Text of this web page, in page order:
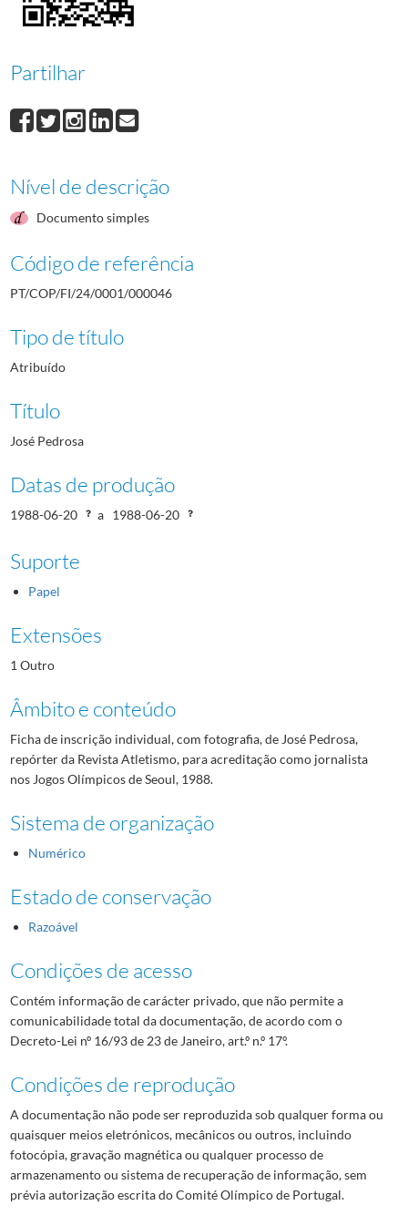
000047Augusto Serafim Ferreira Almeida
000048Ana Luisa Barros
000050
Partilhar
Nível de descrição
Documento simples
Código de referência
PT/COP/FI/24/0001/000046
Tipo de título
Atribuído
Título
José Pedrosa
Datas de produção
1988-06-20 a 1988-06-20
Suporte
Papel
Extensões
1 Outro
Âmbito e conteúdo
Ficha de inscrição individual, com fotografia, de José Pedrosa,
repórter da Revista Atletismo, para acreditação como jornalista
nos Jogos Olímpicos de Seoul, 1988.
Sistema de organização
Numérico
Estado de conservação
Razoável
Condições de acesso
Contém informação de carácter privado, que não permite a
comunicabilidade total da documentação, de acordo com o
Decreto-Lei nº 16/93 de 23 de Janeiro, art.º n.º 17º.
Condições de reprodução
A documentação não pode ser reproduzida sob qualquer forma ou
quaisquer meios eletrónicos, mecânicos ou outros, incluindo
fotocópia, gravação magnética ou qualquer processo de
armazenamento ou sistema de recuperação de informação, sem
prévia autorização escrita do Comité Olímpico de Portugal.